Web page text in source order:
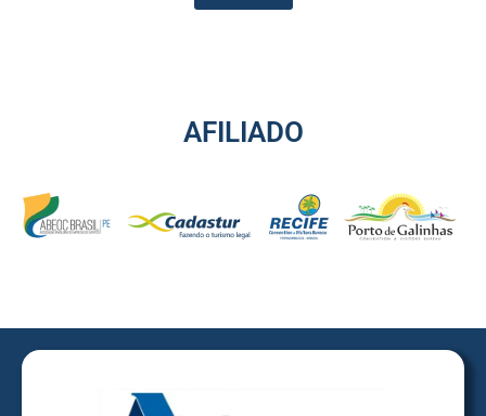
AFILIADO